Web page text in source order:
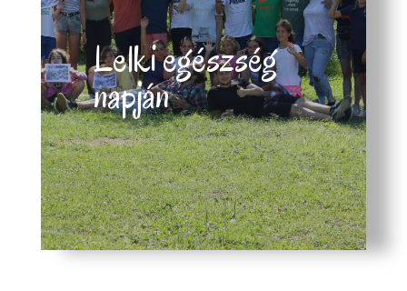
Lelki egészség
napján